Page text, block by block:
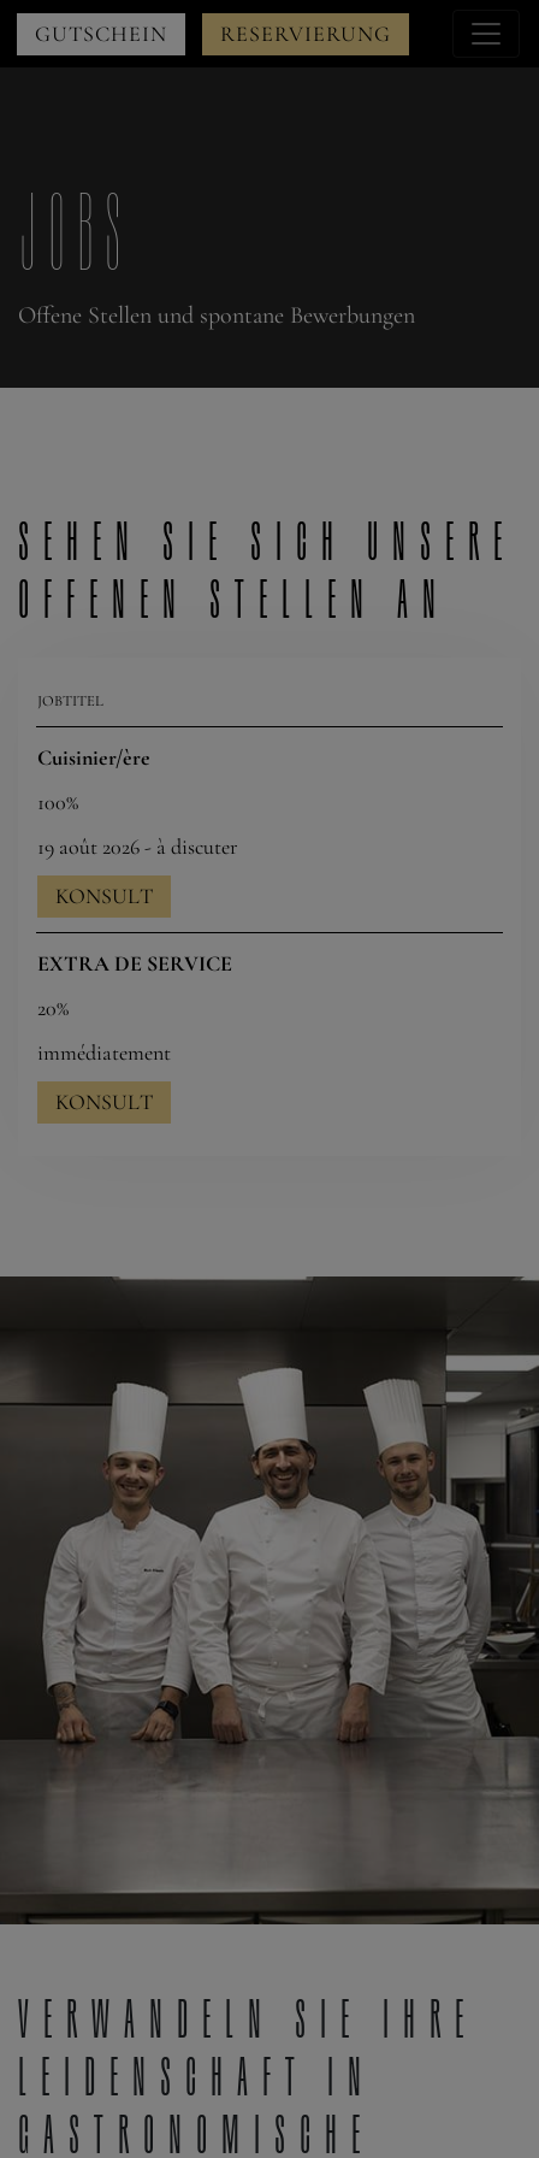
Menu
GUTSCHEIN RESERVIERUNG
JOBS
Offene Stellen und spontane Bewerbungen
Sehen Sie sich unsere
offenen Stellen an
JOBTITEL
Cuisinier/ère
100%
19 août 2026 - à discuter
KONSULT
EXTRA DE SERVICE
20%
immédiatement
KONSULT
Verwandeln Sie Ihre
Leidenschaft in
gastronomische